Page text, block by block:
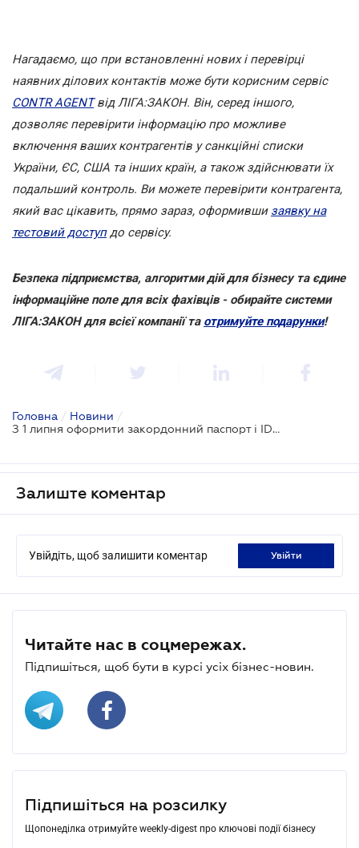
Нагадаємо, що при встановленні нових і перевірці
наявних ділових контактів може бути корисним сервіс
CONTR AGENTвід ЛІГА:ЗАКОН. Він, серед іншого,
дозволяє перевірити інформацію про можливе
включення ваших контрагентів у санкційні списки
України, ЄС, США та інших країн, а також здійснювати їх
подальший контроль. Ви можете перевірити контрагента,
який вас цікавить, прямо зараз, оформивши заявку на
тестовий доступдо сервісу.
Безпека підприємства, алгоритми дій для бізнесу та єдине
інформаційне поле для всіх фахівців - обирайте системи
ЛІГА:ЗАКОН для всієї компанії та отримуйте подарунки!
Головна / Новини /
З 1 липня оформити закордонний паспорт і ID-карту стане дорожче
Залиште коментар
Увійдіть, щоб залишити коментар увійти
Читайте нас в соцмережах.
Підпишіться, щоб бути в курсі усіх бізнес-новин.
Підпишіться на розсилку
Щопонеділка отримуйте weekly-digest про ключові події бізнесу